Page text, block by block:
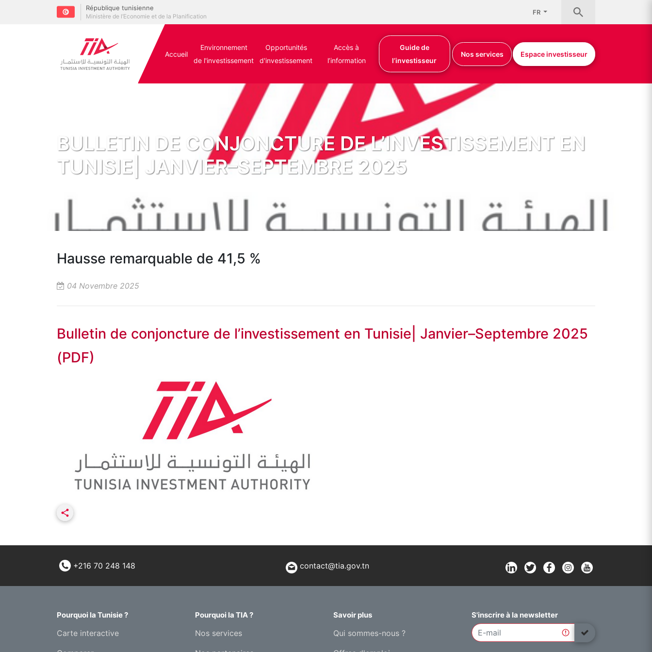
République tunisienne
Ministère de l’Economie et de la Planification
FR
Accueil
Environnement
de l'investissement
Opportunités
d'investissement
Accès à
l’information
Guide de
l’investisseur
Nos services Espace investisseur
BULLETIN DE CONJONCTURE DE L’INVESTISSEMENT EN
TUNISIE| JANVIER–SEPTEMBRE 2025
Hausse remarquable de 41,5 %
04 Novembre 2025
Bulletin de conjoncture de l’investissement en Tunisie| Janvier–Septembre 2025
(PDF)
+216 70 248 148 contact@tia.gov.tn
Pourquoi la Tunisie ?
Carte interactive
Pourquoi la TIA ?
Nos services
Savoir plus
Qui sommes-nous ?
S'inscrire à la newsletter